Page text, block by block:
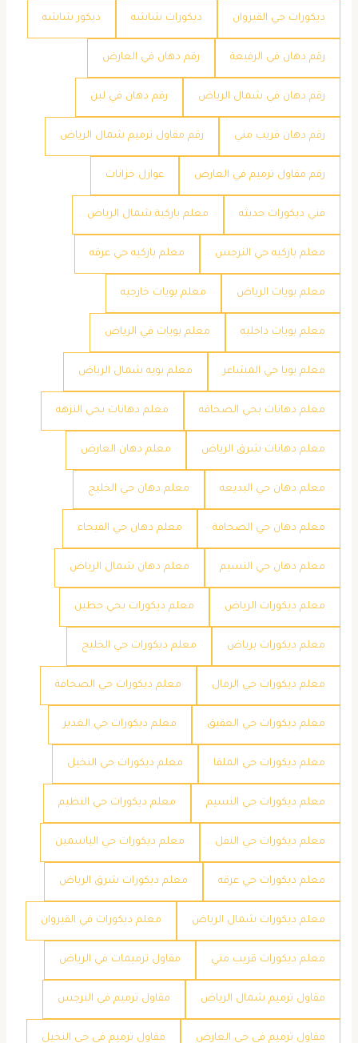
ديكورات حي القيروان ديكورات شاشه ديكور شاشه
رقم دهان في الرفيعة رقم دهان في العارض
رقم دهان في شمال الرياض رقم دهان في لبن
رقم دهان قريب مني رقم مقاول ترميم شمال الرياض
رقم مقاول ترميم في العارض عوازل خزانات
فني ديكورات حديثه معلم باركية شمال الرياض
معلم باركيه حي النرجس معلم باركيه حي عرقه
معلم بويات الرياض معلم بويات خارجيه
معلم بويات داخليه معلم بويات في الرياض
معلم بويا حي المشاعر معلم بويه شمال الرياض
معلم دهانات بحي الصحافه معلم دهانات بحي النزهه
معلم دهانات شرق الرياض معلم دهان العارض
معلم دهان حي البديعه معلم دهان حي الخليج
معلم دهان حي الصحافة معلم دهان حي الفيحاء
معلم دهان حي النسيم معلم دهان شمال الرياض
معلم ديكورات الرياض معلم ديكورات بحي حطين
معلم ديكورات برياض معلم ديكورات حي الخليج
معلم ديكورات حي الرمال معلم ديكورات حي الصحافة
معلم ديكورات حي العقيق معلم ديكورات حي الغدير
معلم ديكورات حي الملقا معلم ديكورات حي النخيل
معلم ديكورات حي النسيم معلم ديكورات حي النظيم
معلم ديكورات حي النفل معلم ديكورات حي الياسمين
معلم ديكورات حي عرقه معلم ديكورات شرق الرياض
معلم ديكورات شمال الرياض معلم ديكورات في القيروان
معلم ديكورات قريب مني مقاول ترميمات في الرياض
مقاول ترميم شمال الرياض مقاول ترميم في النرجس
مقاول ترميم في حي العارض مقاول ترميم في حي النخيل